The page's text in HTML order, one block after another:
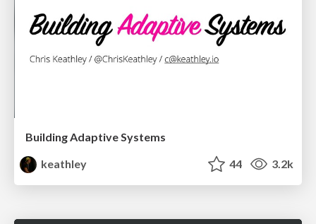
Building Adaptive Systems
keathley
44 3.2k